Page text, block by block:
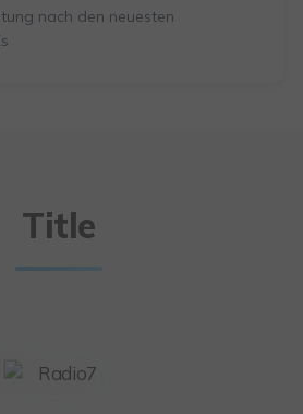
nach den neuesten
Title